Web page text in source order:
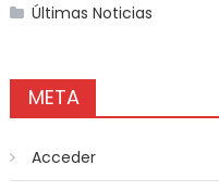
Últimas Noticias
META
Acceder